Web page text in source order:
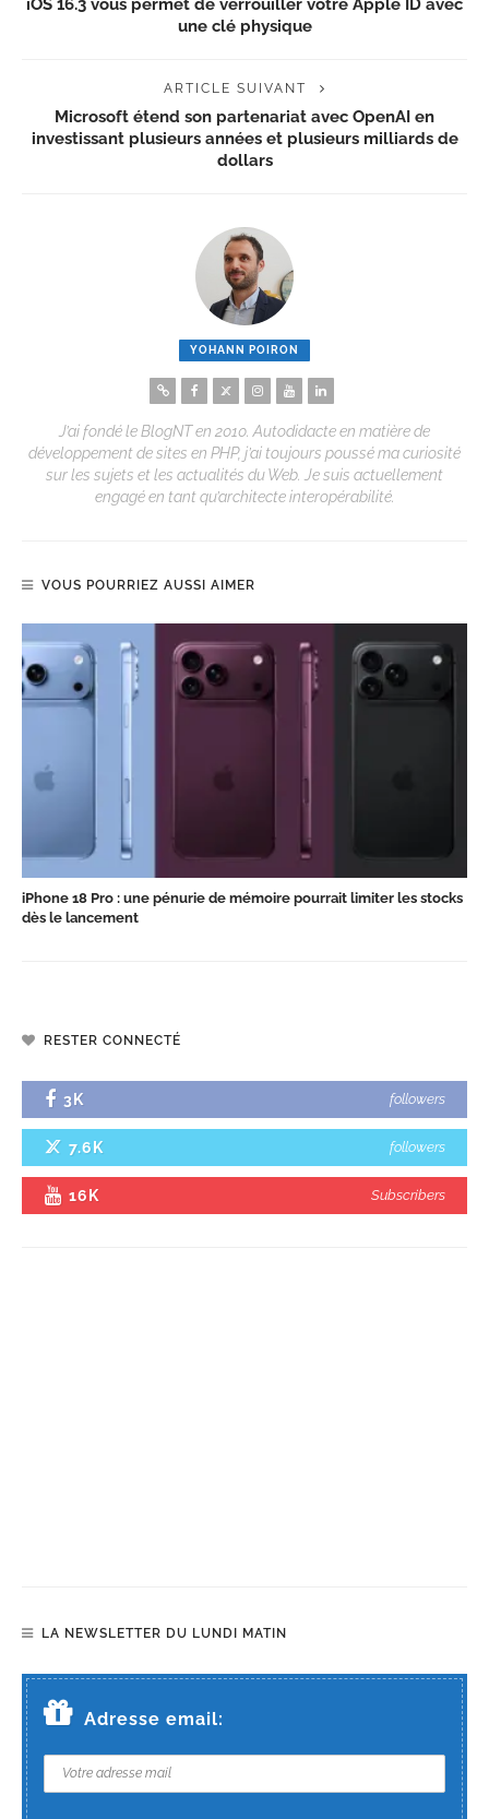
iOS 16.3 vous permet de verrouiller votre Apple ID avec
une clé physique
ARTICLE SUIVANT
Microsoft étend son partenariat avec OpenAI en
investissant plusieurs années et plusieurs milliards de
dollars
YOHANN POIRON
J’ai fondé le BlogNT en 2010. Autodidacte en matière de
développement de sites en PHP, j’ai toujours poussé ma curiosité
sur les sujets et les actualités du Web. Je suis actuellement
engagé en tant qu’architecte interopérabilité.
VOUS POURRIEZ AUSSI AIMER
iPhone 18 Pro : une pénurie de mémoire pourrait limiter les stocks
dès le lancement
RESTER CONNECTÉ
3K followers
7.6K followers
16K Subscribers
LA NEWSLETTER DU LUNDI MATIN
Adresse email: